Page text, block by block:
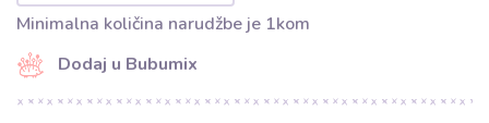
Minimalna količina narudžbe je 1kom
Dodaj u Bubumix